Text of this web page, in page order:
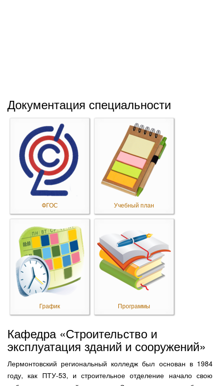
Документация специальности
ФГОС Учебный план
График Программы
Кафедра «Строительство и
эксплуатация зданий и сооружений»
Лермонтовский региональный колледж был основан в 1984
году, как ПТУ-53, и строительное отделение начало свою